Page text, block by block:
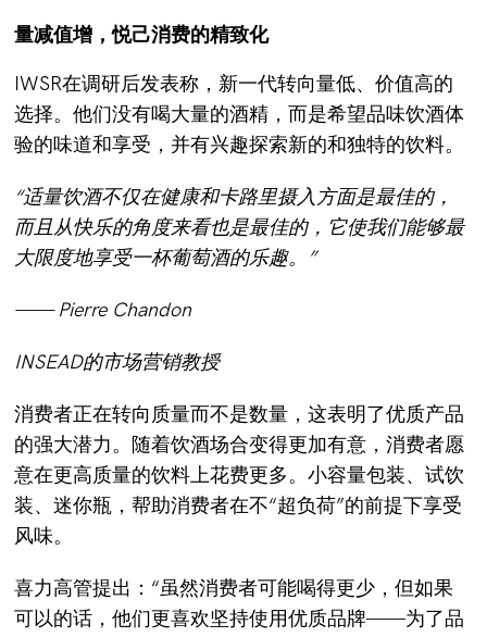
量减值增，悦己消费的精致化
IWSR在调研后发表称，新一代转向量低、价值高的
选择。他们没有喝大量的酒精，而是希望品味饮酒体
验的味道和享受，并有兴趣探索新的和独特的饮料。
“适量饮酒不仅在健康和卡路里摄入方面是最佳的，
而且从快乐的角度来看也是最佳的，它使我们能够最
大限度地享受一杯葡萄酒的乐趣。”
—— Pierre Chandon
INSEAD的市场营销教授
消费者正在转向质量而不是数量，这表明了优质产品
的强大潜力。随着饮酒场合变得更加有意，消费者愿
意在更高质量的饮料上花费更多。小容量包装、试饮
装、迷你瓶，帮助消费者在不“超负荷”的前提下享受
风味。
喜力高管提出：“虽然消费者可能喝得更少，但如果
可以的话，他们更喜欢坚持使用优质品牌——为了品